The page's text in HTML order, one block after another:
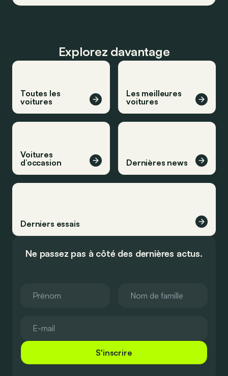
Explorez davantage
Toutes les
voitures
Les meilleures
voitures
Voitures
d’occasion
Dernières news
Derniers essais
Ne passez pas à côté des dernières actus.
S'inscrire